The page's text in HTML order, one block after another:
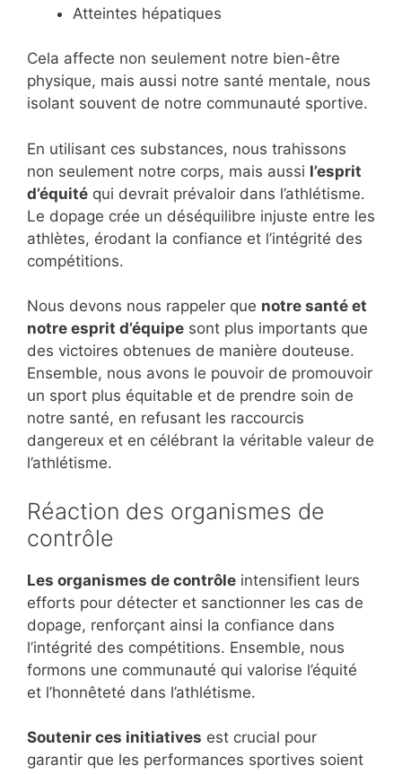
Atteintes hépatiques
Cela affecte non seulement notre bien-être
physique, mais aussi notre santé mentale, nous
isolant souvent de notre communauté sportive.
En utilisant ces substances, nous trahissons
non seulement notre corps, mais aussi l’esprit
d’équité qui devrait prévaloir dans l’athlétisme.
Le dopage crée un déséquilibre injuste entre les
athlètes, érodant la confiance et l’intégrité des
compétitions.
Nous devons nous rappeler que notre santé et
notre esprit d’équipe sont plus importants que
des victoires obtenues de manière douteuse.
Ensemble, nous avons le pouvoir de promouvoir
un sport plus équitable et de prendre soin de
notre santé, en refusant les raccourcis
dangereux et en célébrant la véritable valeur de
l’athlétisme.
Réaction des organismes de
contrôle
Les organismes de contrôle intensifient leurs
efforts pour détecter et sanctionner les cas de
dopage, renforçant ainsi la confiance dans
l’intégrité des compétitions. Ensemble, nous
formons une communauté qui valorise l’équité
et l’honnêteté dans l’athlétisme.
Soutenir ces initiatives est crucial pour
garantir que les performances sportives soient